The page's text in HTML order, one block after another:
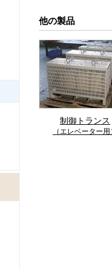
他の製品
制御トランス
（エレベーター用